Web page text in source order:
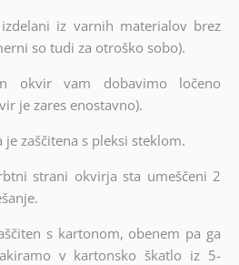
iz varnih materialov brez
so tudi za otroško sobo).
okvir vam dobavimo ločeno
je zares enostavno).
zaščitena s pleksi steklom.
strani okvirja sta umeščeni 2
s kartonom, obenem pa ga
v kartonsko škatlo iz 5-